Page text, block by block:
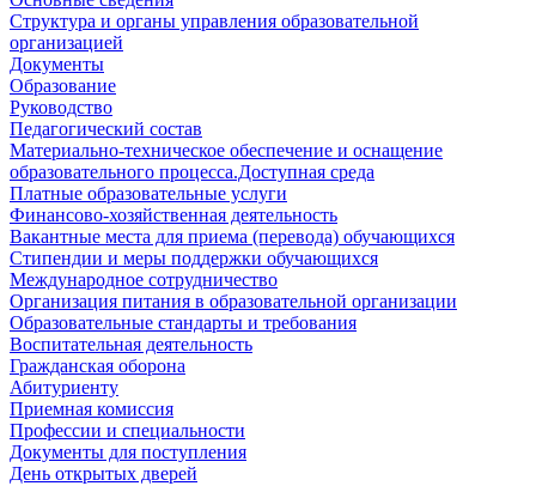
Структура и органы управления образовательной
организацией
Документы
Образование
Руководство
Педагогический состав
Материально-техническое обеспечение и оснащение
образовательного процесса.Доступная среда
Платные образовательные услуги
Финансово-хозяйственная деятельность
Вакантные места для приема (перевода) обучающихся
Стипендии и меры поддержки обучающихся
Международное сотрудничество
Организация питания в образовательной организации
Образовательные стандарты и требования
Воспитательная деятельность
Гражданская оборона
Абитуриенту
Приемная комиссия
Профессии и специальности
Документы для поступления
День открытых дверей